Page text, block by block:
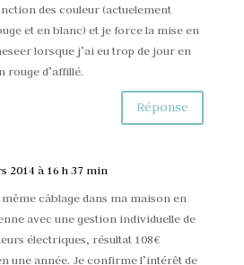
des couleur (actuelement
et en blanc) et je force la mise en
lorsque j’ai eu trop de jour en
rouge d’affillé.
Réponse
2014 à 16 h 37 min
même câblage dans ma maison en
avec une gestion individuelle de
électriques, résultat 108€
une année. Je confirme l’intérêt de